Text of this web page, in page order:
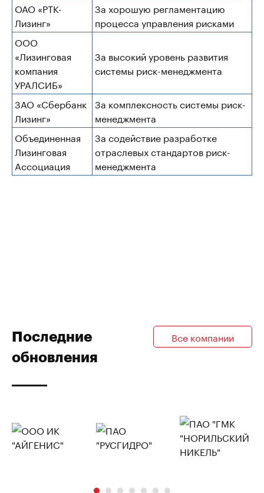
ОАО «РТК-
Лизинг»
За хорошую регламентацию
процесса управления рисками
ООО
«Лизинговая
компания
УРАЛСИБ»
За высокий уровень развития
системы риск-менеджмента
ЗАО «Сбербанк
Лизинг»
За комплексность системы риск-
менеджмента
Объединенная
Лизинговая
Ассоциация
За содействие разработке
отраслевых стандартов риск-
менеджмента
Последние
обновления
Все компании